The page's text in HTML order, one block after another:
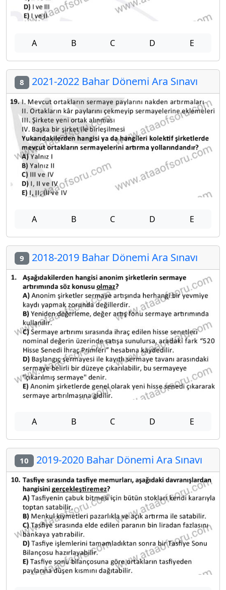
A B C D E
8 2021-2022 Bahar Dönemi Ara Sınavı
A B C D E
9 2018-2019 Bahar Dönemi Ara Sınavı
A B C D E
10 2019-2020 Bahar Dönemi Ara Sınavı